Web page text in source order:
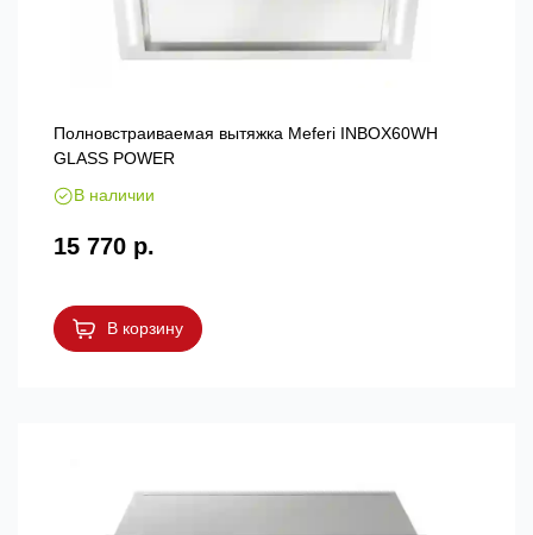
Полновстраиваемая вытяжка Meferi INBOX60WH
GLASS POWER
В наличии
15 770 р.
В корзину